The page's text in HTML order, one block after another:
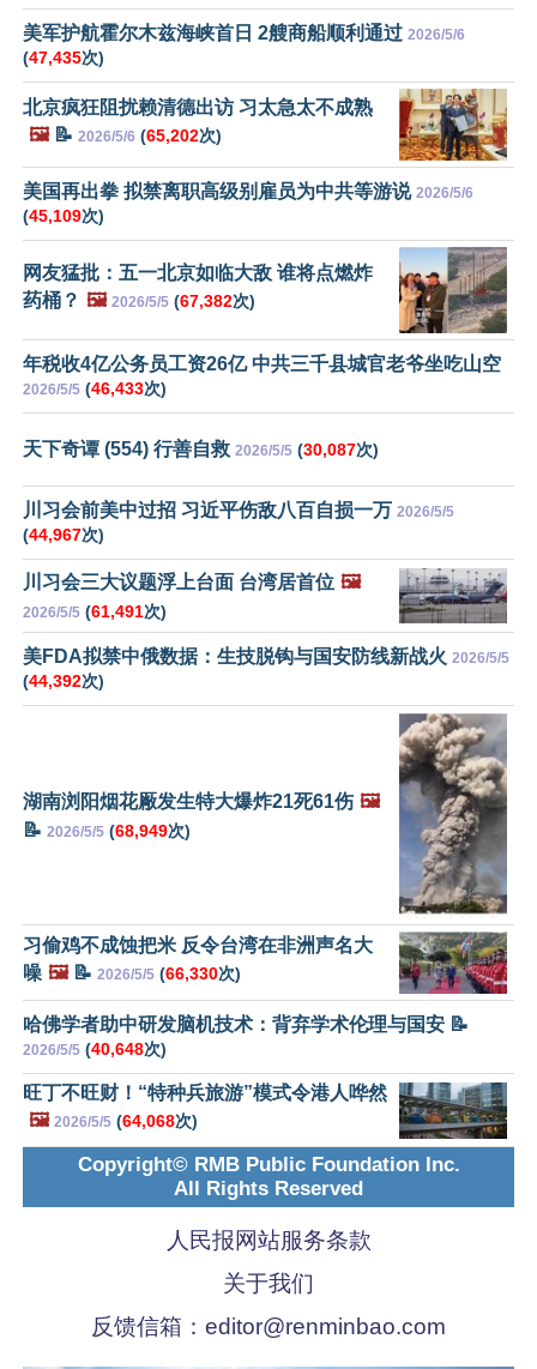
美军护航霍尔木兹海峡首日 2艘商船顺利通过 2026/5/6
(47,435次)
北京疯狂阻扰赖清德出访 习太急太不成熟
🖼️📝 2026/5/6 (65,202次)
美国再出拳 拟禁离职高级别雇员为中共等游说 2026/5/6
(45,109次)
网友猛批：五一北京如临大敌 谁将点燃炸
药桶？ 🖼️ 2026/5/5 (67,382次)
年税收4亿公务员工资26亿 中共三千县城官老爷坐吃山空
2026/5/5 (46,433次)
天下奇谭 (554) 行善自救 2026/5/5 (30,087次)
川习会前美中过招 习近平伤敌八百自损一万 2026/5/5
(44,967次)
川习会三大议题浮上台面 台湾居首位 🖼️
2026/5/5 (61,491次)
美FDA拟禁中俄数据：生技脱钩与国安防线新战火 2026/5/5
(44,392次)
湖南浏阳烟花厰发生特大爆炸21死61伤 🖼️
📝 2026/5/5 (68,949次)
习偷鸡不成蚀把米 反令台湾在非洲声名大
噪 🖼️📝 2026/5/5 (66,330次)
哈佛学者助中研发脑机技术：背弃学术伦理与国安 📝
2026/5/5 (40,648次)
旺丁不旺财！“特种兵旅游”模式令港人哗然
🖼️ 2026/5/5 (64,068次)
Copyright© RMB Public Foundation Inc.
All Rights Reserved
人民报网站服务条款
关于我们
反馈信箱： editor@renminbao.com